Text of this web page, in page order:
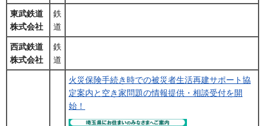
東武鉄道
株式会社
鉄
道
西武鉄道
株式会社
鉄
道
火災保険手続き時での被災者生活再建サポート協
定案内と空き家問題の情報提供・相談受付を開
始！